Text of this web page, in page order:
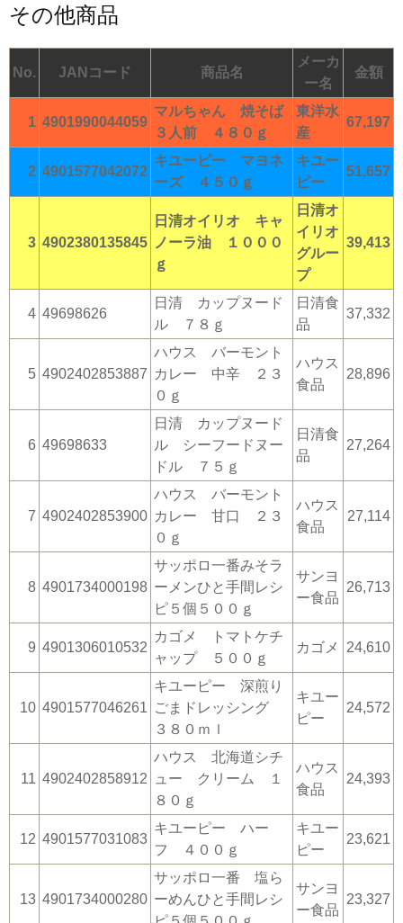
その他商品
No. JANコード 商品名
メーカ
ー名
金額
1 4901990044059
マルちゃん 焼そば
３人前 ４８０ｇ
東洋水
産
67,197
2 4901577042072
キユーピー マヨネ
ーズ ４５０ｇ
キユー
ピー
51,657
3 4902380135845
日清オイリオ キャ
ノーラ油 １０００
ｇ
日清オ
イリオ
グルー
プ
39,413
4 49698626
日清 カップヌード
ル ７８ｇ
日清食
品
37,332
5 4902402853887
ハウス バーモント
カレー 中辛 ２３
０ｇ
ハウス
食品
28,896
6 49698633
日清 カップヌード
ル シーフードヌー
ドル ７５ｇ
日清食
品
27,264
7 4902402853900
ハウス バーモント
カレー 甘口 ２３
０ｇ
ハウス
食品
27,114
8 4901734000198
サッポロ一番みそラ
ーメンひと手間レシ
ピ５個５００ｇ
サンヨ
ー食品
26,713
9 4901306010532
カゴメ トマトケチ
ャップ ５００ｇ
カゴメ 24,610
10 4901577046261
キユーピー 深煎り
ごまドレッシング
３８０ｍｌ
キユー
ピー
24,572
11 4902402858912
ハウス 北海道シチ
ュー クリーム １
８０ｇ
ハウス
食品
24,393
12 4901577031083
キユーピー ハー
フ ４００ｇ
キユー
ピー
23,621
13 4901734000280
サッポロ一番 塩ら
ーめんひと手間レシ
サンヨ
ー食品
23,327